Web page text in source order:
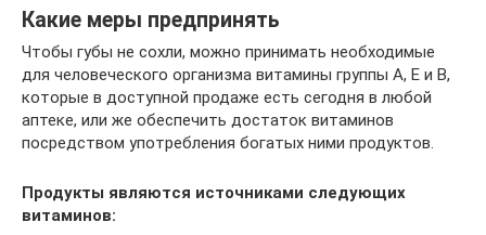
Какие меры предпринять
Чтобы губы не сохли, можно принимать необходимые
для человеческого организма витамины группы A, E и B,
которые в доступной продаже есть сегодня в любой
аптеке, или же обеспечить достаток витаминов
посредством употребления богатых ними продуктов.
Продукты являются источниками следующих
витаминов: